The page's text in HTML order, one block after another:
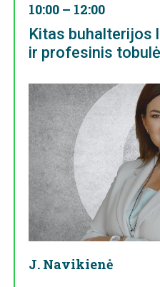
10:00 – 12:00
Kitas buhalterijos
ir profesinis
J. Navikienė